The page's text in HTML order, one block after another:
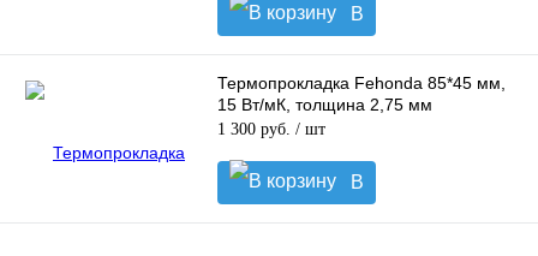
В
корзину
Термопрокладка Fehonda 85*45 мм,
15 Вт/мК, толщина 2,75 мм
1 300 руб. / шт
В
корзину